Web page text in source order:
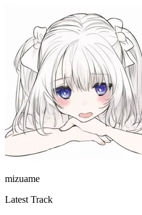
mizuame
Latest Track